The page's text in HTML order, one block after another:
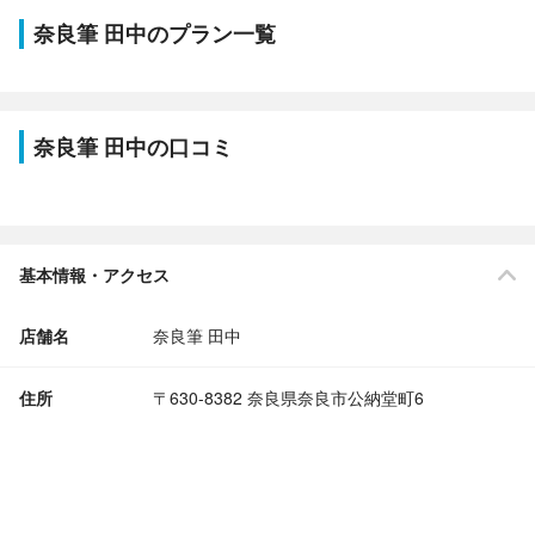
奈良筆 田中のプラン一覧
奈良筆 田中の口コミ
基本情報・アクセス
店舗名 奈良筆 田中
住所 〒630-8382 奈良県奈良市公納堂町6